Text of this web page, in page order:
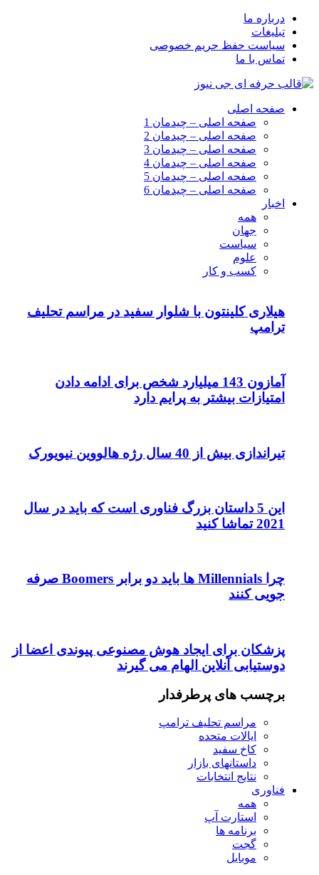
درباره ما
تبلیغات
سیاست حفظ حریم خصوصی
تماس با ما
صفحه اصلی
صفحه اصلی – چیدمان 1
صفحه اصلی – چیدمان 2
صفحه اصلی – چیدمان 3
صفحه اصلی – چیدمان 4
صفحه اصلی – چیدمان 5
صفحه اصلی – چیدمان 6
اخبار
همه
جهان
سیاست
علوم
کسب و کار
هیلاری کلینتون با شلوار سفید در مراسم تحلیف
ترامپ
آمازون 143 میلیارد شخص برای ادامه دادن
امتیازات بیشتر به پرایم دارد
تیراندازی بیش از 40 سال رژه هالووین نیویورک
این 5 داستان بزرگ فناوری است که باید در سال
2021 تماشا کنید
چرا Millennials ها باید دو برابر Boomers صرفه
جویی کنند
پزشکان برای ایجاد هوش مصنوعی پیوندی اعضا از
دوستیابی آنلاین الهام می گیرند
برچسب های پرطرفدار
مراسم تحلیف ترامپ
ایالات متحده
کاخ سفید
داستانهای بازار
نتایج انتخابات
فناوری
همه
استارت آپ
برنامه ها
گجت
موبایل